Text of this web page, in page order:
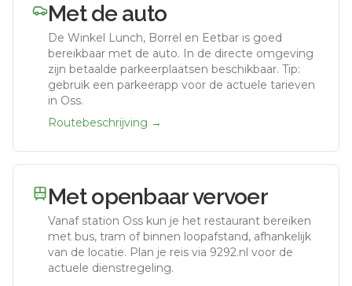
Met de auto
De Winkel Lunch, Borrel en Eetbar is goed
bereikbaar met de auto. In de directe omgeving
zijn betaalde parkeerplaatsen beschikbaar. Tip:
gebruik een parkeerapp voor de actuele tarieven
in Oss.
Routebeschrijving →
Met openbaar vervoer
Vanaf station Oss kun je het restaurant bereiken
met bus, tram of binnen loopafstand, afhankelijk
van de locatie. Plan je reis via 9292.nl voor de
actuele dienstregeling.